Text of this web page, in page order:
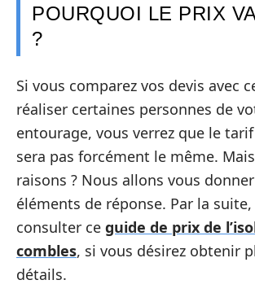
POURQUOI LE PRIX
?
Si vous comparez vos devis avec
réaliser certaines personnes de
entourage, vous verrez que le
sera pas forcément le même.
raisons ? Nous allons vous
éléments de réponse. Par la
consulter ce guide de prix de
combles, si vous désirez obtenir
détails.